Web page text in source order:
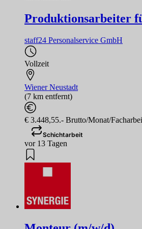
Produktionsarbeiter
staff24 Personalservice GmbH
Vollzeit
Wiener Neustadt
(7 km entfernt)
€ 3.448,55.- Brutto/Monat/
Schichtarbeit
vor 13 Tagen